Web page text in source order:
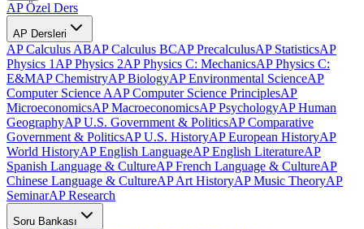
AP Özel Ders
AP Dersleri
AP Calculus ABAP Calculus BCAP PrecalculusAP StatisticsAP
Physics 1 AP Physics 2AP Physics C: MechanicsAP Physics C:
E&MAP ChemistryAP BiologyAP Environmental ScienceAP
Computer Science AAP Computer Science PrinciplesAP
MicroeconomicsAP MacroeconomicsAP PsychologyAP Human
GeographyAP U.S. Government & PoliticsAP Comparative
Government & PoliticsAP U.S. HistoryAP European HistoryAP
World HistoryAP English LanguageAP English LiteratureAP
Spanish Language & CultureAP French Language & CultureAP
Chinese Language & CultureAP Art HistoryAP Music TheoryAP
SeminarAP Research
Soru Bankası